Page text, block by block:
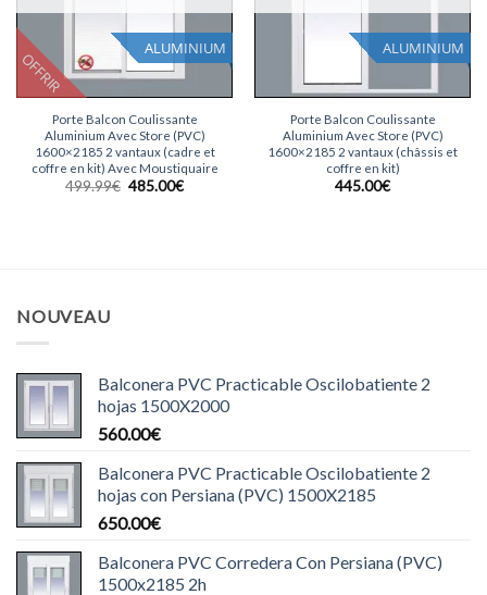
OFFRIR
ALUMINIUM
Porte Balcon Coulissante
Aluminium Avec Store (PVC)
1600×2185 2 vantaux (cadre et
coffre en kit) Avec Moustiquaire
499.99€ Le
485.00€Le
ALUMINIUM
Porte Balcon Coulissante
Aluminium Avec Store (PVC)
1600×2185 2 vantaux (châssis et
coffre en kit)
445.00€
NOUVEAU
Balconera PVC Practicable Oscilobatiente 2
hojas 1500X2000
560.00€
Balconera PVC Practicable Oscilobatiente 2
hojas con Persiana (PVC) 1500X2185
650.00€
Balconera PVC Corredera Con Persiana (PVC)
1500x2185 2h